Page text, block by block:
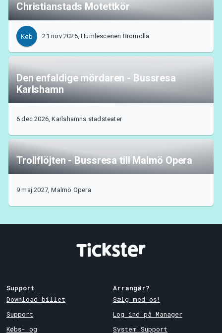
Christianstads Motettkör
Køb 21 nov 2026, Humlescenen Bromölla
Den enfaldige mördaren - Bussresa
Karlshamn
6 dec 2026, Karlshamns stadsteater
Trollflöjten - Bussresa till Malmö Opera
9 maj 2027, Malmö Opera
Support
Download billet
Support
Købs- og
Arrangør?
Sælg med os!
Log ind på Manager
System Support